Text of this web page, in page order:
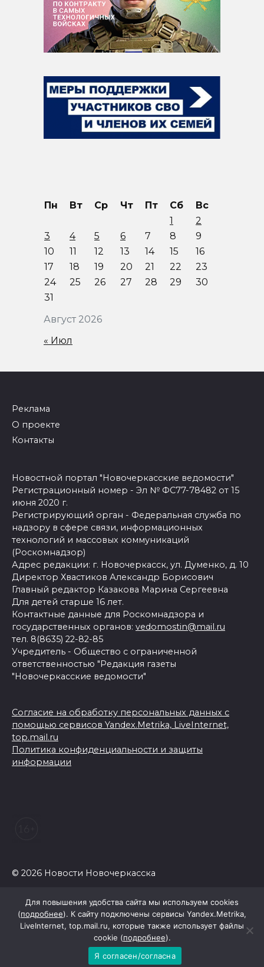
Август 2026
Пн Вт Ср Чт Пт Сб
Вс
1
2
3
4 5 6 7 8
9
10
11 12 13 14 15
16
17
18 19 20 21 22
23
24
25 26 27 28 29
30
31
« Июл
Реклама
О проекте
Контакты
Новостной портал "Новочеркасские ведомости"
Регистрационный номер - Эл № ФС77-78482 от 15
июня 2020 г.
Регистрирующий орган - Федеральная служба по
надзору в сфере связи, информационных
технологий и массовых коммуникаций
(Роскомнадзор)
Адрес редакции: г. Новочеркасск, ул. Думенко, д. 10
Директор Хвастиков Александр Борисович
Главный редактор Казакова Марина Сергеевна
Для детей старше 16 лет.
Контактные данные для Роскомнадзора и
государственных органов: vedomostin@mail.ru
тел. 8(8635) 22-82-85
Учредитель - Общество с ограниченной
ответственностью "Редакция газеты
"Новочеркасские ведомости"
Согласие на обработку персональных данных с
помощью сервисов Yandex.Metrika, LiveInternet,
top.mail.ru
Политика конфиденциальности и защиты
информации
© 2026 Новости Новочеркасска
Для повышения удобства сайта мы используем cookies
(подробнее). К сайту подключены сервисы Yandex.Metrika,
LiveInternet, top.mail.ru, которые также использует файлы
cookie (подробнее).
Я согласен/согласна